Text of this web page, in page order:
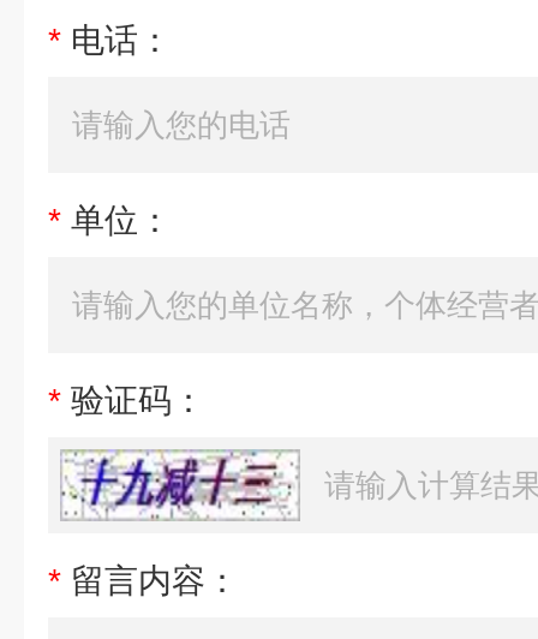
* 电话：
* 单位：
* 验证码：
* 留言内容：